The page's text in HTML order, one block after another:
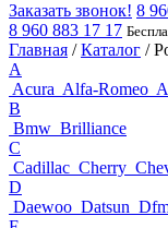
Заказать звонок! 8
8 960 883 17 17
Главная /Каталог /
A
Acura Alfa-Romeo
B
Bmw Brilliance
C
Cadillac Cherry
D
Daewoo Datsun